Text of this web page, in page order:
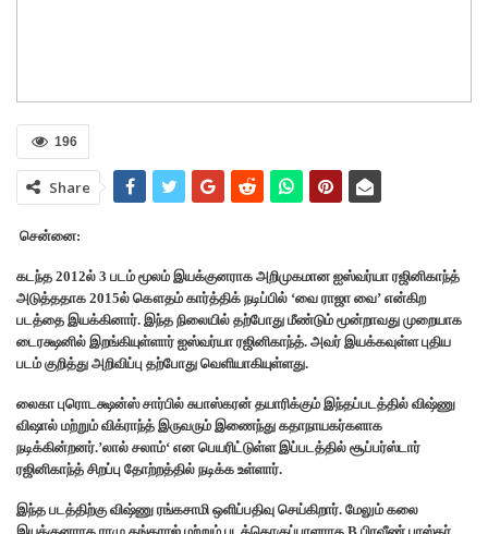
196
Share
சென்னை:
கடந்த 2012ல் 3 படம் மூலம் இயக்குனராக அறிமுகமான ஐஸ்வர்யா ரஜினிகாந்த்
அடுத்ததாக 2015ல் கௌதம் கார்த்திக் நடிப்பில் ‘வை ராஜா வை’ என்கிற
படத்தை இயக்கினார். இந்த நிலையில் தற்போது மீண்டும் மூன்றாவது முறையாக
டைரக்ஷனில் இறங்கியுள்ளார் ஐஸ்வர்யா ரஜினிகாந்த். அவர் இயக்கவுள்ள புதிய
படம் குறித்து அறிவிப்பு தற்போது வெளியாகியுள்ளது.
லைகா புரொடக்ஷன்ஸ் சார்பில் சுபாஸ்கரன் தயாரிக்கும் இந்தப்படத்தில் விஷ்ணு
விஷால் மற்றும் விக்ராந்த் இருவரும் இணைந்து கதாநாயகர்களாக
நடிக்கின்றனர்.’லால் சலாம்‘ என பெயரிட்டுள்ள இப்படத்தில் சூப்பர்ஸ்டார்
ரஜினிகாந்த் சிறப்பு தோற்றத்தில் நடிக்க உள்ளார்.
இந்த படத்திற்கு விஷ்ணு ரங்கசாமி ஒளிப்பதிவு செய்கிறார். மேலும் கலை